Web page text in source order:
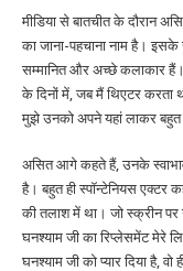
मीडिया से बातचीत के दौरान
का जाना-पहचाना नाम है।
सम्मानित और अच्छे कलाकार
के दिनों में, जब मैं थिएटर करता
मुझे उनको अपने यहां लाकर बहुत
असित आगे कहते हैं, उनके
है। बहुत ही स्पॉन्टेनियस एक्टर
की तलाश में था। जो स्क्रीन
घनश्याम जी का रिप्लेसमेंट मेरे
घनश्याम जी को प्यार दिया है, वो